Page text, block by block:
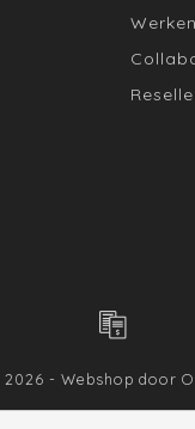
- Webshop door